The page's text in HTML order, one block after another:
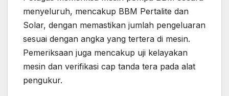
menyeluruh, mencakup BBM Pertalite dan
Solar, dengan memastikan jumlah pengeluaran
sesuai dengan angka yang tertera di mesin.
Pemeriksaan juga mencakup uji kelayakan
mesin dan verifikasi cap tanda tera pada alat
pengukur.